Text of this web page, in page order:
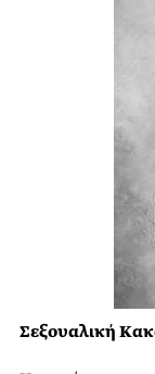
Σεξουαλική